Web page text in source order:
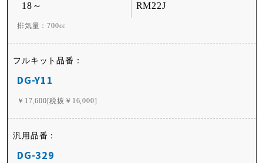
18～ RM22J
排気量：700cc
DG-Y11
￥17,600[税抜￥16,000]
DG-329